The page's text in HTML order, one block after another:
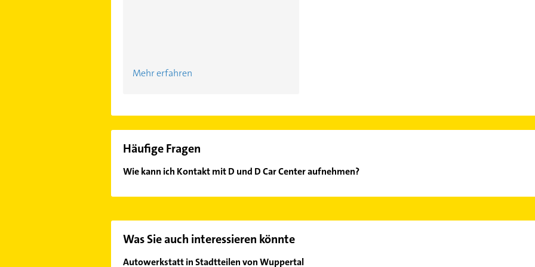
Mehr erfahren
Häufige Fragen
Wie kann ich Kontakt mit D und D Car Center aufnehmen?
Was Sie auch interessieren könnte
Autowerkstatt in Stadtteilen von Wuppertal